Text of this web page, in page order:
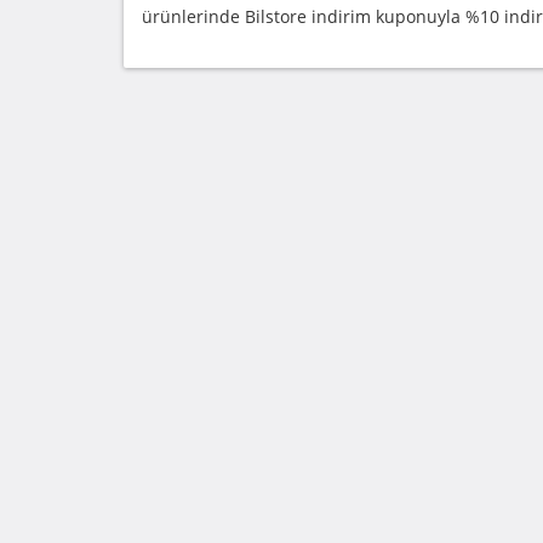
ürünlerinde Bilstore indirim kuponuyla %10